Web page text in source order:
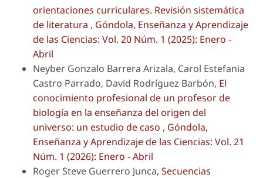
orientaciones curriculares. Revisión sistemática
de literatura , Góndola, Enseñanza y Aprendizaje
de las Ciencias: Vol. 20 Núm. 1 (2025): Enero -
Abril
Neyber Gonzalo Barrera Arizala, Carol Estefania
Castro Parrado, David Rodríguez Barbón, El
conocimiento profesional de un profesor de
biología en la enseñanza del origen del
universo: un estudio de caso , Góndola,
Enseñanza y Aprendizaje de las Ciencias: Vol. 21
Núm. 1 (2026): Enero - Abril
Roger Steve Guerrero Junca, Secuencias